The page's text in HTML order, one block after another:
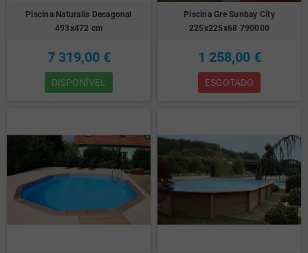
Piscina Naturalis Decagonal
493x472 cm
7 319,00 €
DISPONÍVEL
Piscina Gre Sunbay City
225x225x68 790000
1 258,00 €
ESGOTADO